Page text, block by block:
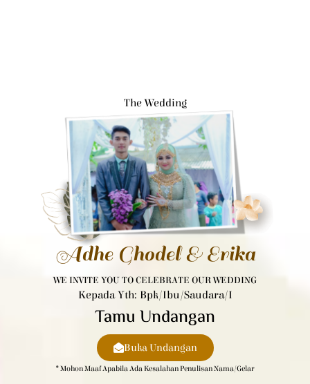
The Wedding
Adhe Ghodel & Erika
WE INVITE YOU TO CELEBRATE OUR WEDDING
Kepada Yth: Bpk/Ibu/Saudara/i
Tamu Undangan
Buka Undangan
* Mohon Maaf Apabila Ada Kesalahan Penulisan Nama/gelar